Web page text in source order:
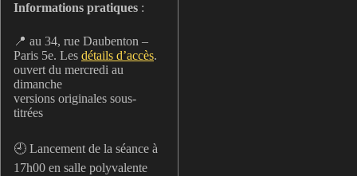
Informations pratiques :
📍 au 34, rue Daubenton –
Paris 5e. Les détails d’accès.
ouvert du mercredi au
dimanche
versions originales sous-
titrées
🕘 Lancement de la séance à
17h00 en salle polyvalente